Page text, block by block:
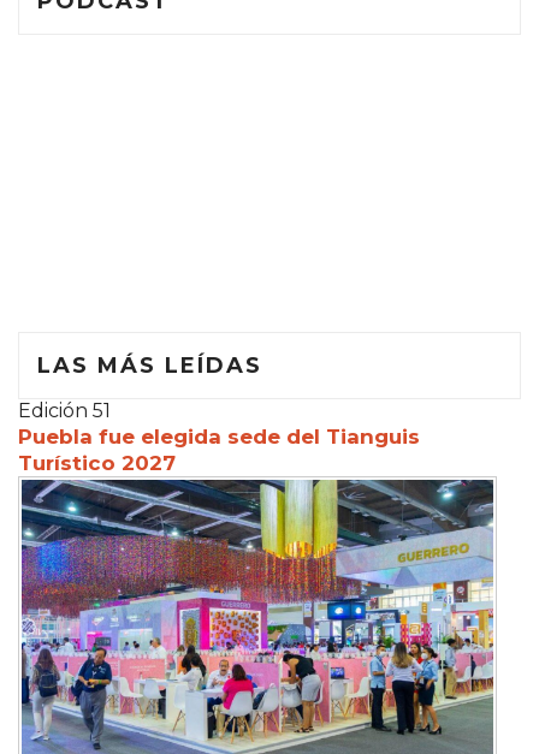
LAS MÁS LEÍDAS
Edición 51
Puebla fue elegida sede del Tianguis
Turístico 2027